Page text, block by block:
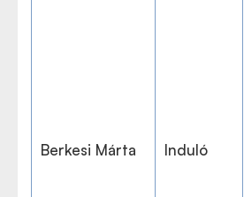
Berkesi Márta Induló